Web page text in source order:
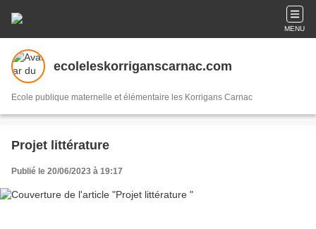
MENU
ecoleleskorriganscarnac.com
Ecole publique maternelle et élémentaire les Korrigans Carnac
Projet littérature
Publié le 20/06/2023 à 19:17